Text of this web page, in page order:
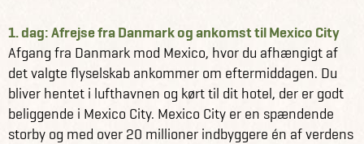
kulturscene. I Mérida inviteres du til at dykke ned i den
mexicanske kultur med et madlavningskursus. Du kan se
frem til at handle råvarer på et lokalt marked og
efterfølgende forvandle dem til lækre mexicanske retter
hos en lokal vært. Fra Mérida besøger du også Chichén
Itzá, som er den mest besøgte mayaruin i Mexico.
1. dag: Afrejse fra Danmark og ankomst til Mexico City
Afgang fra Danmark mod Mexico, hvor du afhængigt af
det valgte flyselskab ankommer om eftermiddagen. Du
bliver hentet i lufthavnen og kørt til dit hotel, der er godt
beliggende i Mexico City. Mexico City er en spændende
storby og med over 20 millioner indbyggere én af verdens